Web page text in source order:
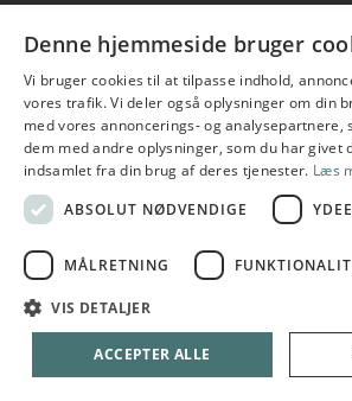
Prime Office
Seneste
195,00
0.00 %
Denne hjemmeside bruger
Vi bruger cookies til at tilpasse indhold,
vores trafik. Vi deler også oplysninger om din
med vores annoncerings- og analysepartnere,
dem med andre oplysninger, som du har givet
indsamlet fra din brug af deres tjenester. Læs
ABSOLUT NØDVENDIGE
MÅLRETNING
VIS DETALJER
ACCEPTER ALLE